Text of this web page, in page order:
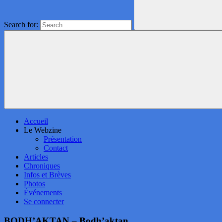
Search for:
Accueil
Le Webzine
Présentation
Contact
Articles
Chroniques
Infos et Brèves
Photos
Événements
Se connecter